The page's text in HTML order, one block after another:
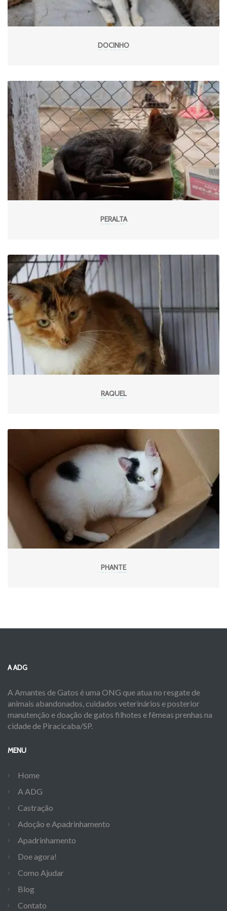
DOCINHO
PERALTA
RAQUEL
PHANTE
A ADG
A Amantes de Gatos é uma ONG que atua no resgate de
animais abandonados, cuidados veterinários e posterior
manutenção e doação de gatos filhotes e fêmeas prenhas na
cidade de Piracicaba/SP.
MENU
Home
A ADG
Castração
Adoção e Apadrinhamento
Apadrinhamento
Doe agora!
Como Ajudar
Blog
Contato